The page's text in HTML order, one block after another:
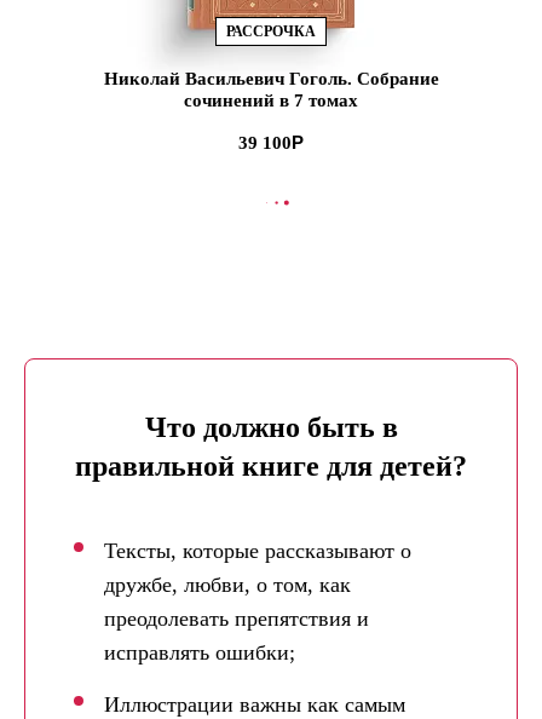
РАССРОЧКА
Николай Васильевич Гоголь. Собрание
сочинений в 7 томах
39 100
В КОРЗИНУ
Что должно быть в
правильной книге для детей?
Тексты, которые рассказывают о
дружбе, любви, о том, как
преодолевать препятствия и
исправлять ошибки;
Иллюстрации важны как самым